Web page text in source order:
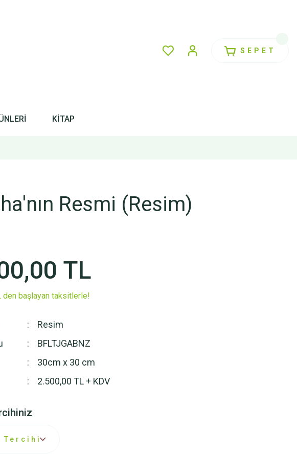
SEPET
KİTAP
Resmi (Resim)
TL
den başlayan taksitlerle!
Resim
BFLTJGABNZ
30cm x 30 cm
2.500,00 TL + KDV